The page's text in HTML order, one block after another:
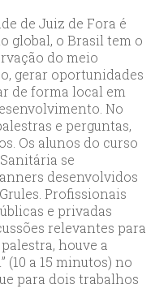
de Juiz de Fora é
global, o Brasil tem o
do meio
gerar oportunidades
de forma local em
No
e perguntas,
Os alunos do curso
se
desenvolvidos
Profissionais
e privadas
relevantes para
houve a
(10 a 15 minutos) no
para dois trabalhos